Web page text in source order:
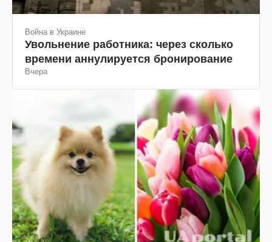
Война в Украине
Увольнение работника: через сколько
времени аннулируется бронирование
Вчера